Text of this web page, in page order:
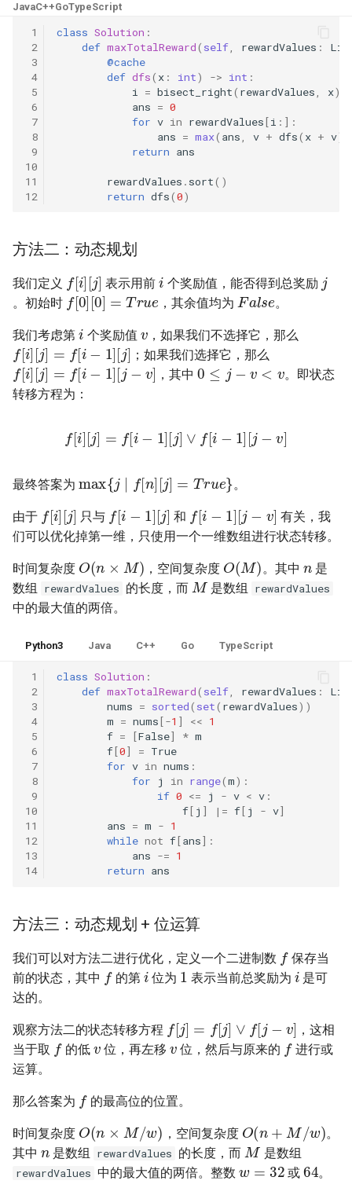
34. 二叉树中和为某一值的路
35. 复杂链表的复制
36. 二叉搜索树与双向链表
37. 序列化二叉树
38. 字符串的排列
40. 最小的 k 个数
41. 数据流中的中位数
42. 连续子数组的最大和
43. 1 ～ n 整数中 1 出现的次
44. 数字序列中某一位的数字
45. 把数组排成最小的数
46. 把数字翻译成字符串
47. 礼物的最大价值
48. 最长不含重复字符的子字
50. 第一个只出现一次的字符
51. 数组中的逆序对
52. 两个链表的第一个公共节
53.1. 在排序数组中查找数字 I
53.2. ～ n-1 中缺失的数字
55.1. 二叉树的深度
55.2. 平衡二叉树
56.1. 数组中数字出现的次数
56.2. 数组中数字出现的次数
57. 和为 s 的两个数字
31. 最近最少使用缓存
32. 有效的变位词
33. 变位词组
34. 外星语言是否排序
35. 最小时间差
36. 后缀表达式
38. 每日温度
39. 直方图最大矩形面积
40. 矩阵中最大的矩形
41. 滑动窗口的平均值
45. 二叉树最底层最左边的值
46. 二叉树的右侧视图
49. 从根节点到叶节点的路径
数字之和
50. 向下的路径节点之和
51. 节点之和最大的路径
52. 展平二叉搜索树
53. 二叉搜索树中的中序后继
和
55. 二叉搜索树迭代器
56. 二叉搜索树中两个节点之
和
57. 值和下标之差都在给定的
59. 数据流的第 K 大数值
5.2. 二进制数转字符串
5.3. 翻转数位
5.4. 下一个数
5.6. 整数转换
5.7. 配对交换
5.8. 绘制直线
8.1. 三步问题
8.2. 迷路的机器人
8.3. 魔术索引
8.4. 幂集
8.5. 递归乘法
8.6. 汉诺塔问题
8.8. 有重复字符串的排列组合
8.9. 括号
8.10. 颜色填充
8.13. 堆箱子
8.14. 布尔运算
10.1. 合并排序的数组
10.2. 变位词组
10.3. 搜索旋转数组
10.9. 排序矩阵查找
10.10. 数字流的秩
10.11. 峰与谷
16.1. 交换数字
16.3. 交点
16.4. 井字游戏
JavaC++GoTypeScript
1
2
3
4
5
6
7
8
9
10
11
12
class Solution :
def maxTotalReward( self, rewardValues :
@cache
def dfs( x : int) -> int :
i = bisect_right( rewardValues, x)
ans = 0
for v in rewardValues[i :]:
ans = max( ans, v + dfs( x + v))
return ans
rewardValues . sort()
return dfs(0)
方法二：动态规划
我们定义
f[i][ j]
表示用前 个奖励值，能否得到总奖励
。初始时
f[0][0]=True
，其余值均为
False
。
我们考虑第 个奖励值 ，如果我们不选择它，那么
f[i][j]=f[i− 1 ][j]
；如果我们选择它，那么
f[i][j] =f [i− [j−v ]
，其中
0≤j− v <v
。即状态
转移方程为：
f[i][ j]=f[i 1][j] ∨ f[i− ][j− ]
最终答案为
max { ∣ [n ][ j] True }
。
由于
f[i][ j]
只与
f[i ][j ]
和
f[i ][j −
有关，我
们可以优化掉第一维，只使用一个一维数组进行状态转移。
时间复杂度
O ( M )
，空间复杂度
O (M)
。其中
是
数组
rewardValues 的长度，而
M
是数组 rewardValues
中的最大值的两倍。
Python3 Java C++ Go TypeScript
1
2
3
4
5
6
7
8
9
10
11
12
13
14
class Solution :
def maxTotalReward( self, rewardValues :
nums = sorted( set( rewardValues))
m = nums[-1 ] << 1
f = [False] * m
f[0] = True
for v in nums :
for
j in range(m):
if 0 <= j - v < v :
f[ j ] |= f[ j - v]
ans = m - 1
while not f[ans]:
ans -= 1
return ans
方法三：动态规划 + 位运算
我们可以对方法二进行优化，定义一个二进制数
保存当
前的状态，其中
f
的第
i
位为
1
表示当前总奖励为
i
是可
达的。
观察方法二的状态转移方程
f[ ] j] ∨ − v
，这相
当于取
f
的低
v
位，再左移
v
位，然后与原来的
f
进行或
运算。
那么答案为 的最高位的位置。
时间复杂度
O ( M /w
，空间复杂度
O ( M /w
。
其中
n
是数组 rewardValues 的长度，而
M
是数组
rewardValues 中的最大值的两倍。整数
w= 32
或 。